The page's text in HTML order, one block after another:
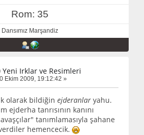
Rom: 35
Dansımız Marşandiz
Yeni Irklar ve Resimleri
Ekim 2009, 19:12:42 »
olarak bildiğin ejderanlar yahu.
ejderha tanrısının kanını
tanımlamasıyla şahane
hemencecik.